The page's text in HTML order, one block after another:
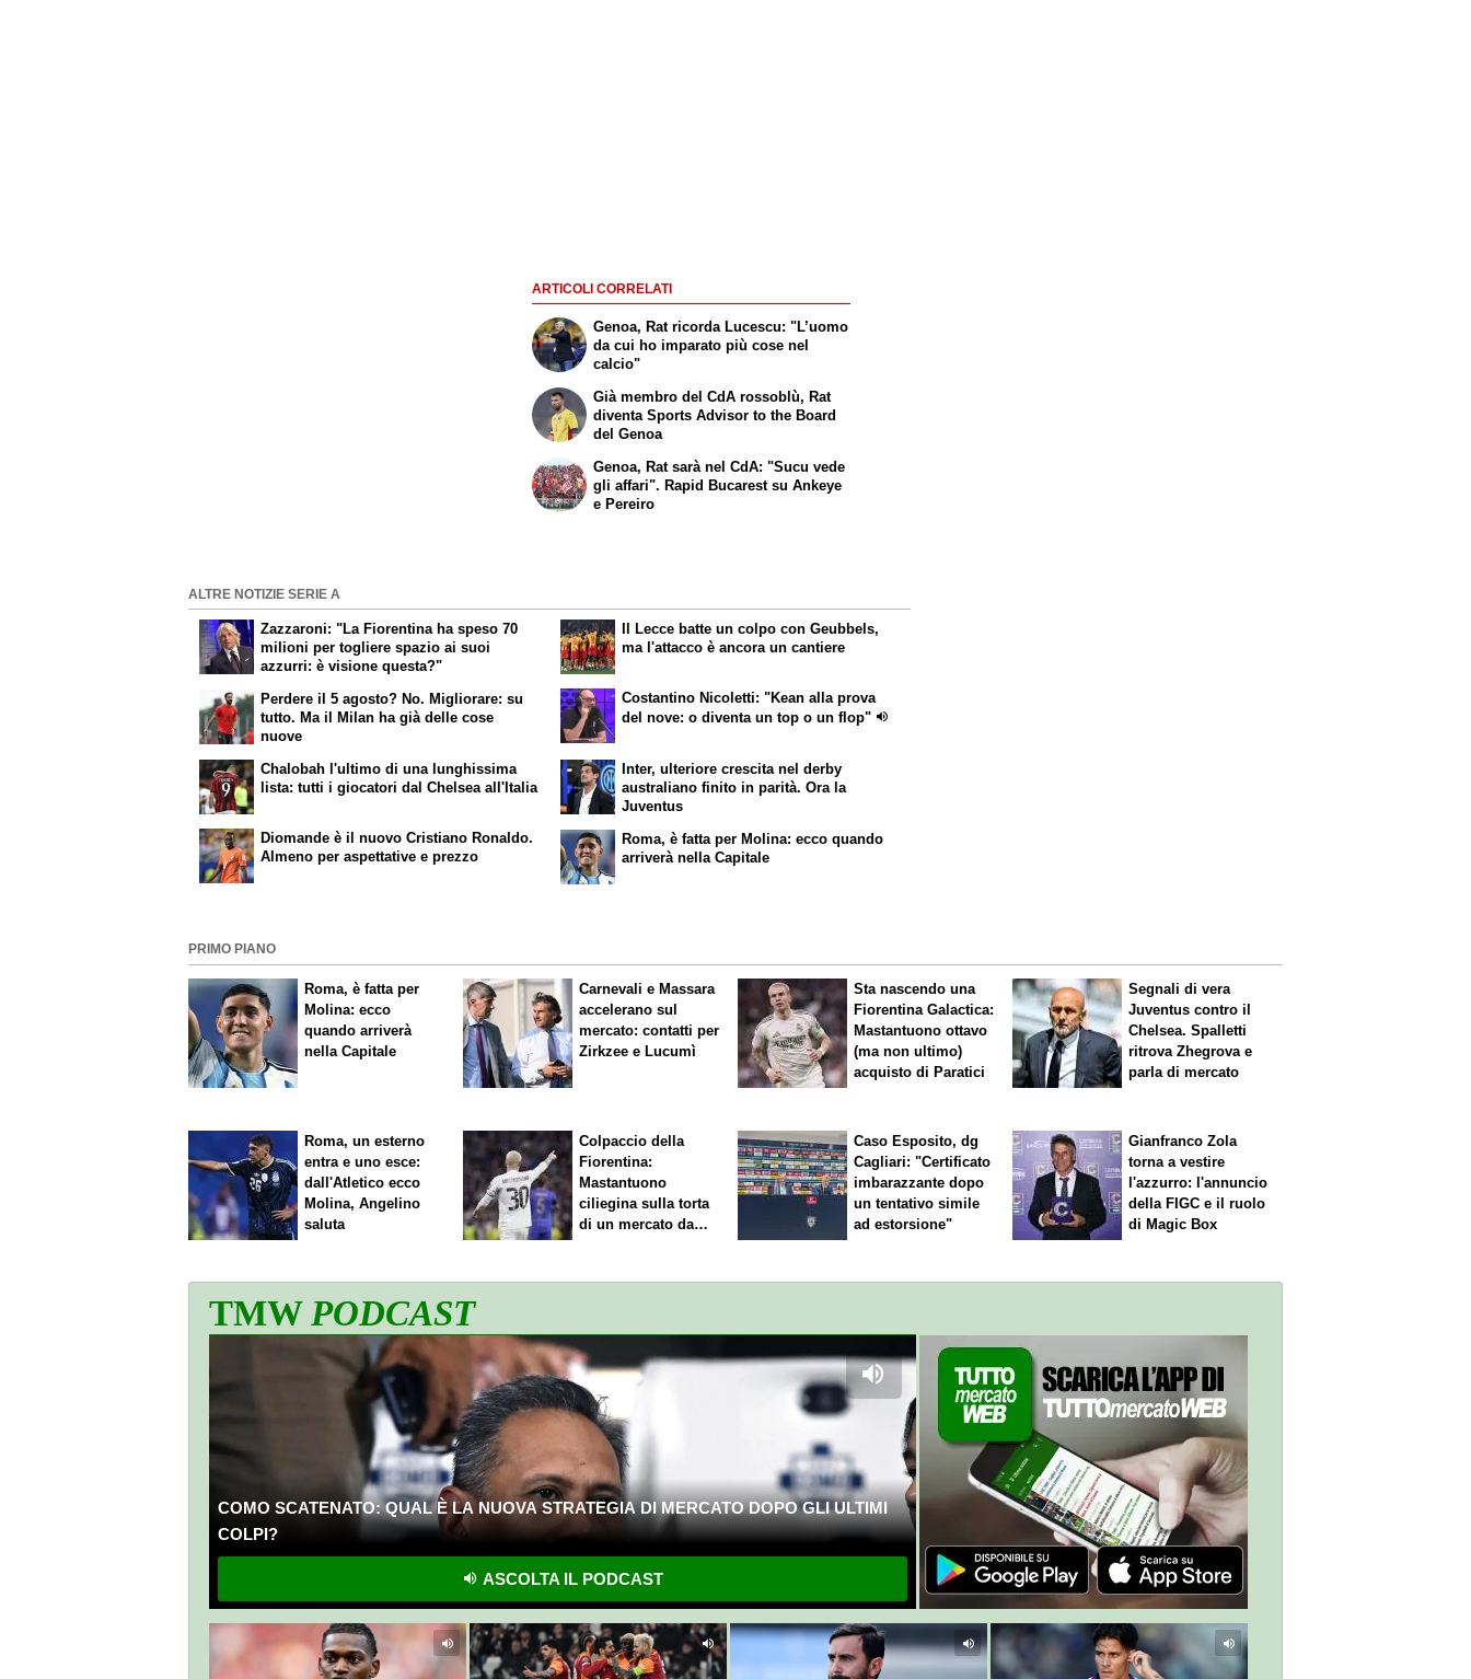
ARTICOLI CORRELATI
Genoa, Rat ricorda Lucescu: "L’uomo
da cui ho imparato più cose nel
calcio"
Già membro del CdA rossoblù, Rat
diventa Sports Advisor to the Board
del Genoa
Genoa, Rat sarà nel CdA: "Sucu vede
gli affari". Rapid Bucarest su Ankeye
e Pereiro
ALTRE NOTIZIE SERIE A
Zazzaroni: "La Fiorentina ha speso 70
milioni per togliere spazio ai suoi
azzurri: è visione questa?"
Perdere il 5 agosto? No. Migliorare: su
tutto. Ma il Milan ha già delle cose
nuove
Il Lecce batte un colpo con Geubbels,
ma l'attacco è ancora un cantiere
Costantino Nicoletti: "Kean alla prova
del nove: o diventa un top o un flop"
Chalobah l'ultimo di una lunghissima
lista: tutti i giocatori dal Chelsea all'Italia
Diomande è il nuovo Cristiano Ronaldo.
Almeno per aspettative e prezzo
Inter, ulteriore crescita nel derby
australiano finito in parità. Ora la
Juventus
Roma, è fatta per Molina: ecco quando
arriverà nella Capitale
PRIMO PIANO
Roma, è fatta per
Molina: ecco
quando arriverà
nella Capitale
Carnevali e Massara
accelerano sul
mercato: contatti per
Zirkzee e Lucumì
Sta nascendo una
FiorentinaGalactica:
Mastantuono ottavo
(ma non ultimo)
acquisto di Paratici
Segnali di vera
Juventus contro il
Chelsea. Spalletti
ritrova Zhegrova e
parla di mercato
Roma, un esterno
entra e uno esce:
dall'Atletico ecco
Molina, Angelino
saluta
Colpaccio della
Fiorentina:
Mastantuono
ciliegina sulla torta
di un mercato da
Caso Esposito, dg
Cagliari: "Certificato
imbarazzante dopo
un tentativo simile
ad estorsione"
Gianfranco Zola
torna a vestire
l'azzurro: l'annuncio
della FIGC e il ruolo
di Magic Box
TMWPODCAST
COMO SCATENATO: QUAL È LA NUOVA STRATEGIA DI MERCATO DOPO GLI ULTIMI
COLPI?
ASCOLTA IL PODCAST